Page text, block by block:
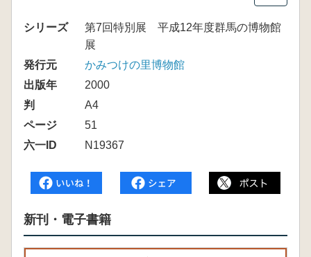
シリーズ
第7回特別展 平成12年度群馬の博物館
展
発行元
かみつけの里博物館
出版年
2000
判
A4
ページ
51
六一ID
N19367
新刊・電子書籍